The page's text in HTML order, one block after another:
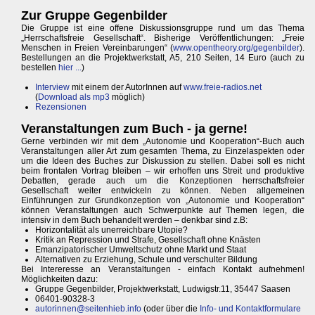
Zur Gruppe Gegenbilder
Die Gruppe ist eine offene Diskussionsgruppe rund um das Thema
„Herrschaftsfreie Gesellschaft“. Bisherige Veröffentlichungen: „Freie
Menschen in Freien Vereinbarungen“ (www.opentheory.org/gegenbilder).
Bestellungen an die Projektwerkstatt, A5, 210 Seiten, 14 Euro (auch zu
bestellen hier ...)
Interview mit einem der AutorInnen aufwww.freie-radios.net
(Download als mp3 möglich)
Rezensionen
Veranstaltungen zum Buch - ja gerne!
Gerne verbinden wir mit dem „Autonomie und Kooperation“-Buch auch
Veranstaltungen aller Art zum gesamten Thema, zu Einzelaspekten oder
um die Ideen des Buches zur Diskussion zu stellen. Dabei soll es nicht
beim frontalen Vortrag bleiben – wir erhoffen uns Streit und produktive
Debatten, gerade auch um die Konzeptionen herrschaftsfreier
Gesellschaft weiter entwickeln zu können. Neben allgemeinen
Einführungen zur Grundkonzeption von „Autonomie und Kooperation“
können Veranstaltungen auch Schwerpunkte auf Themen legen, die
intensiv in dem Buch behandelt werden – denkbar sind z.B:
Horizontalität als unerreichbare Utopie?
Kritik an Repression und Strafe, Gesellschaft ohne Knästen
Emanzipatorischer Umweltschutz ohne Markt und Staat
Alternativen zu Erziehung, Schule und verschulter Bildung
Bei Intereresse an Veranstaltungen - einfach Kontakt aufnehmen!
Möglichkeiten dazu:
Gruppe Gegenbilder, Projektwerkstatt, Ludwigstr.11, 35447 Saasen
06401-90328-3
autorinnen@seitenhieb.info (oder über die Info- und Kontaktformulare